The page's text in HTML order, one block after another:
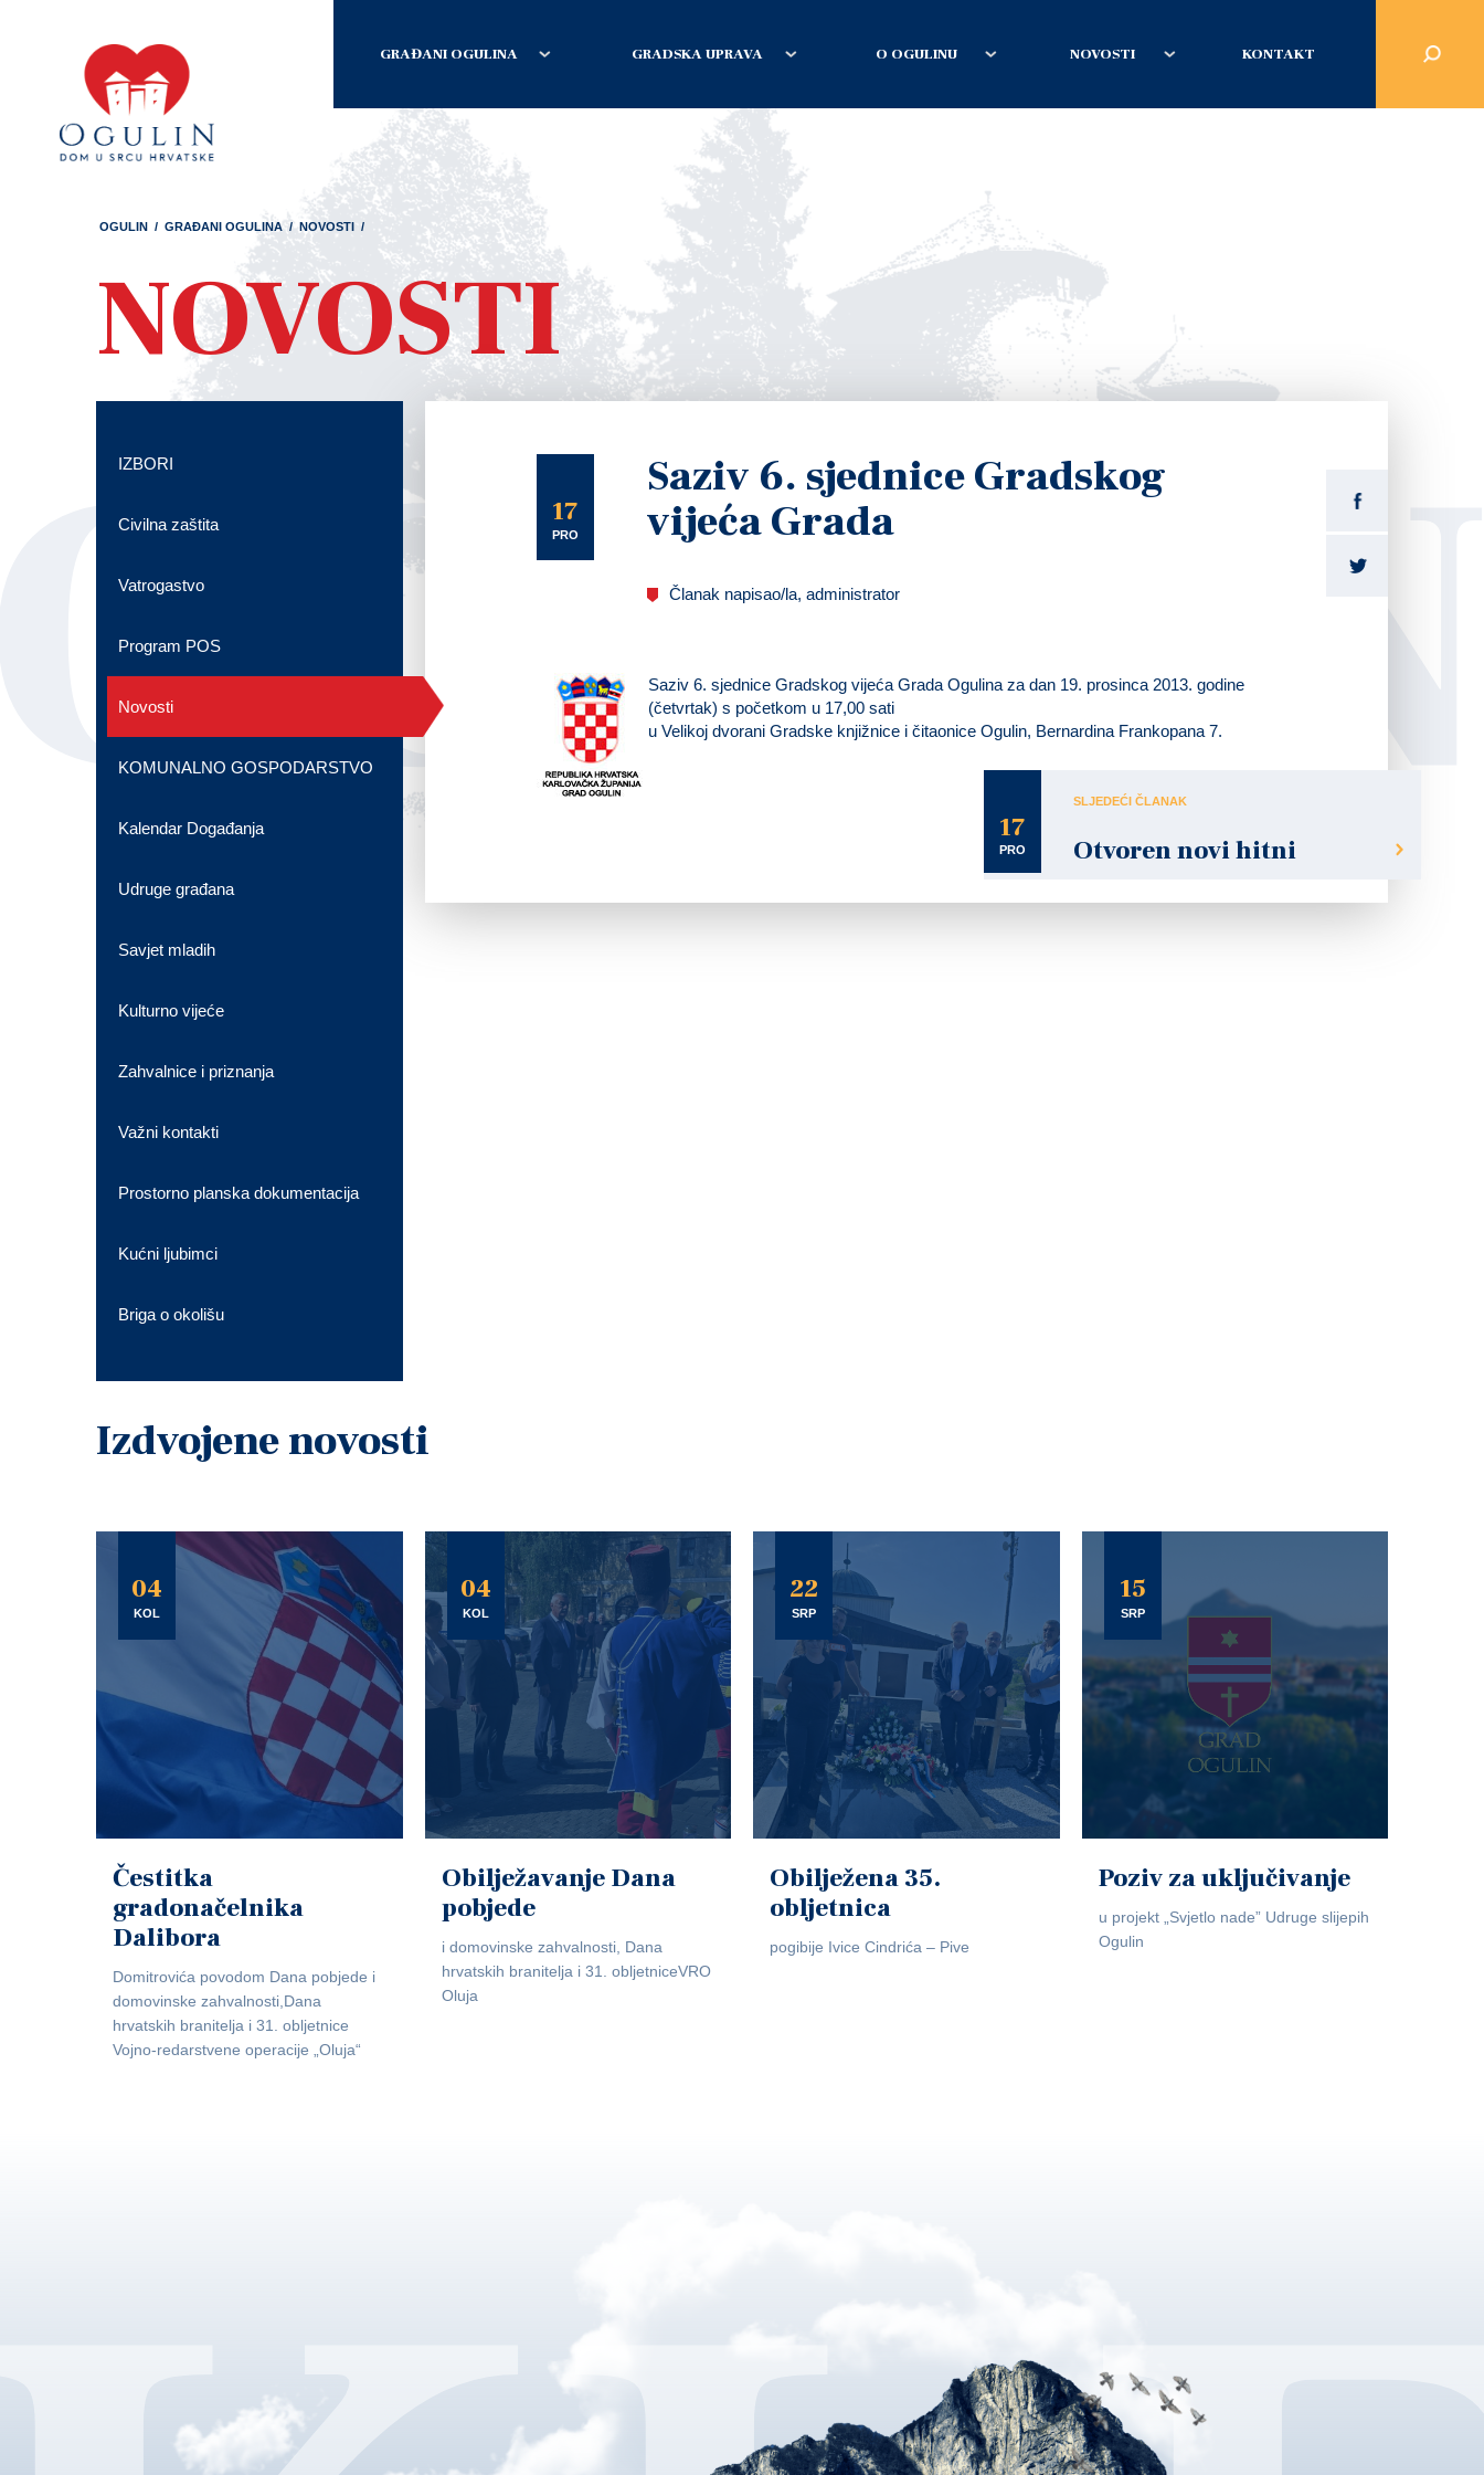
GRAĐANI OGULINA GRADSKA UPRAVA O OGULINU NOVOSTI KONTAKT
OGULIN / GRAĐANI OGULINA / NOVOSTI /
NOVOSTI
17
PRO
Saziv 6. sjednice Gradskog
vijeća Grada
Članak napisao/la, administrator
Saziv 6. sjednice Gradskog vijeća Grada Ogulina za dan 19. prosinca 2013. godine
(četvrtak) s početkom u 17,00 sati
u Velikoj dvorani Gradske knjižnice i čitaonice Ogulin, Bernardina Frankopana 7.
17
PRO
SLJEDEĆI ČLANAK
Otvoren novi hitni
IZBORI
Civilna zaštita
Vatrogastvo
Program POS
Novosti
KOMUNALNO GOSPODARSTVO
Kalendar Događanja
Udruge građana
Savjet mladih
Kulturno vijeće
Zahvalnice i priznanja
Važni kontakti
Prostorno planska dokumentacija
Kućni ljubimci
Briga o okolišu
Izdvojene novosti
04
KOL
Čestitka
gradonačelnika
Dalibora
Domitrovića povodom Dana pobjede i
domovinske zahvalnosti,Dana
hrvatskih branitelja i 31. obljetnice
Vojno-redarstvene operacije „Oluja“
04
KOL
Obilježavanje Dana
pobjede
i domovinske zahvalnosti, Dana
hrvatskih branitelja i 31. obljetniceVRO
Oluja
22
SRP
Obilježena 35.
obljetnica
pogibije Ivice Cindrića – Pive
15
SRP
Poziv za uključivanje
u projekt „Svjetlo nade” Udruge slijepih
Ogulin